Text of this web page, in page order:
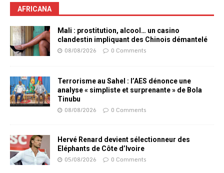
AFRICANA
Mali : prostitution, alcool… un casino
clandestin impliquant des Chinois démantelé
08/08/2026 0 Comments
Terrorisme au Sahel : l’AES dénonce une
analyse « simpliste et surprenante » de Bola
Tinubu
08/08/2026 0 Comments
Hervé Renard devient sélectionneur des
Eléphants de Côte d’Ivoire
05/08/2026 0 Comments